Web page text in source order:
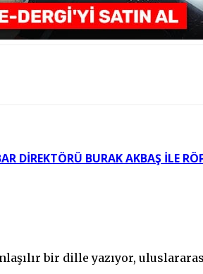
DIREKTÖRÜ BURAK AKBAŞ ILE
bir dille yazıyor,